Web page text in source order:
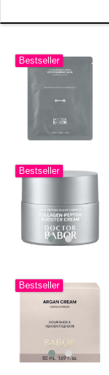
Bestseller
Bestseller
Bestseller